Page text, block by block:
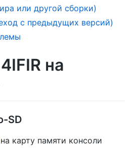
или другой сборки)
с предыдущих версий)
на
SD
на карту памяти консоли